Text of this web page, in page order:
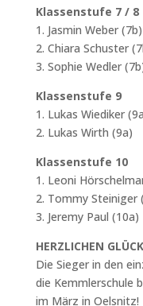
Klassenstufe 7 / 8
1. Jasmin Weber (7b)
2. Chiara Schuster
3. Sophie Wedler
Klassenstufe 9
1. Lukas Wiediker
2. Lukas Wirth (9a)
Klassenstufe 10
1. Leoni
2. Tommy Steiniger
3. Jeremy Paul (10a)
HERZLICHEN
Die Sieger in den
die Kemmlerschule
im März in Oelsnitz!